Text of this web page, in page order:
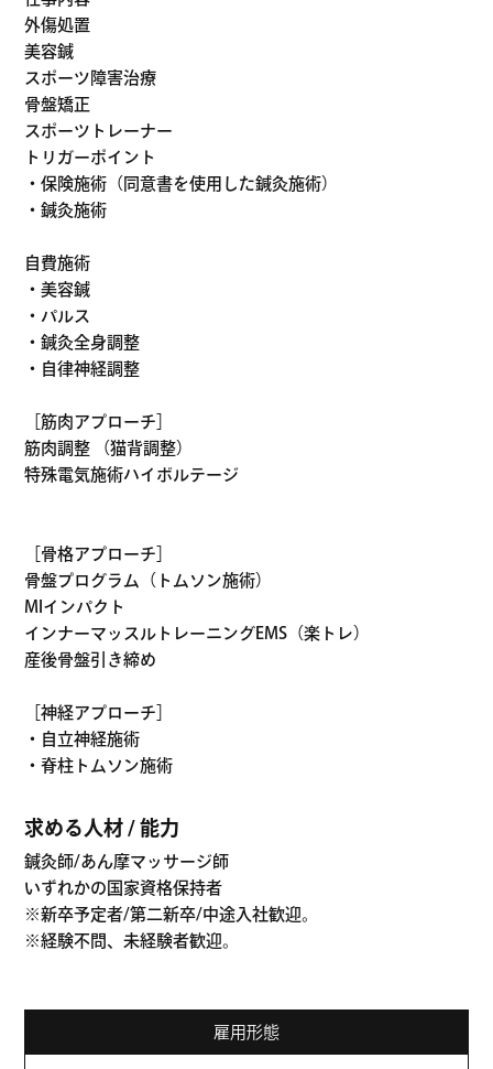
外傷処置
美容鍼
スポーツ障害治療
骨盤矯正
スポーツトレーナー
トリガーポイント
・保険施術（同意書を使用した鍼灸施術）
・鍼灸施術
自費施術
・美容鍼
・パルス
・鍼灸全身調整
・自律神経調整
［筋肉アプローチ］
筋肉調整 （猫背調整）
特殊電気施術ハイボルテージ
［骨格アプローチ］
骨盤プログラム（トムソン施術）
MIインパクト
インナーマッスルトレーニングEMS（楽トレ）
産後骨盤引き締め
［神経アプローチ］
・自立神経施術
・脊柱トムソン施術
求める人材 / 能力
鍼灸師/あん摩マッサージ師
いずれかの国家資格保持者
※新卒予定者/第二新卒/中途入社歓迎。
※経験不問、未経験者歓迎。
雇用形態